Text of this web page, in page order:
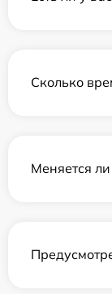
Сколько
Меняется